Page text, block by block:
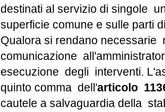
destinati al servizio di singole
superficie comune e sulle parti
Qualora si rendano
comunicazione
esecuzione degli interventi.
quinto comma dell'articolo
cautele a salvaguardia della